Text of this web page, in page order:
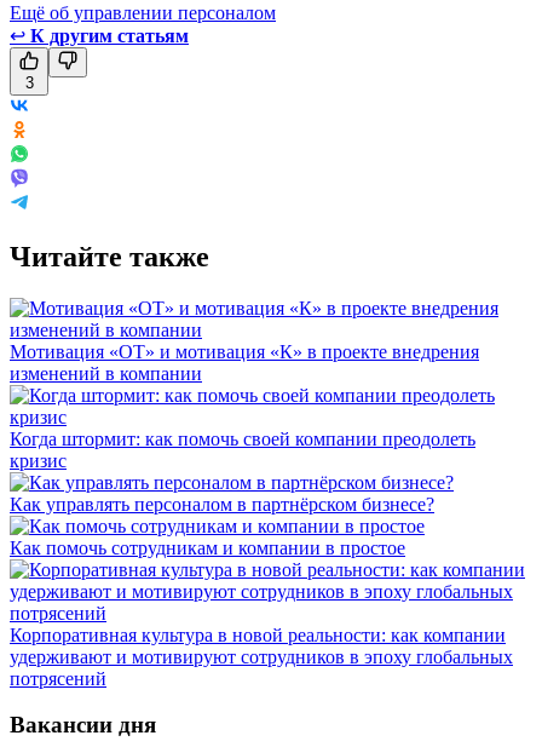
Ещё об управлении персоналом
↩ К другим статьям
3
Читайте также
Мотивация «ОТ» и мотивация «К» в проекте внедрения
изменений в компании
Когда штормит: как помочь своей компании преодолеть
кризис
Как управлять персоналом в партнёрском бизнесе?
Как помочь сотрудникам и компании в простое
Корпоративная культура в новой реальности: как компании
удерживают и мотивируют сотрудников в эпоху глобальных
потрясений
Вакансии дня